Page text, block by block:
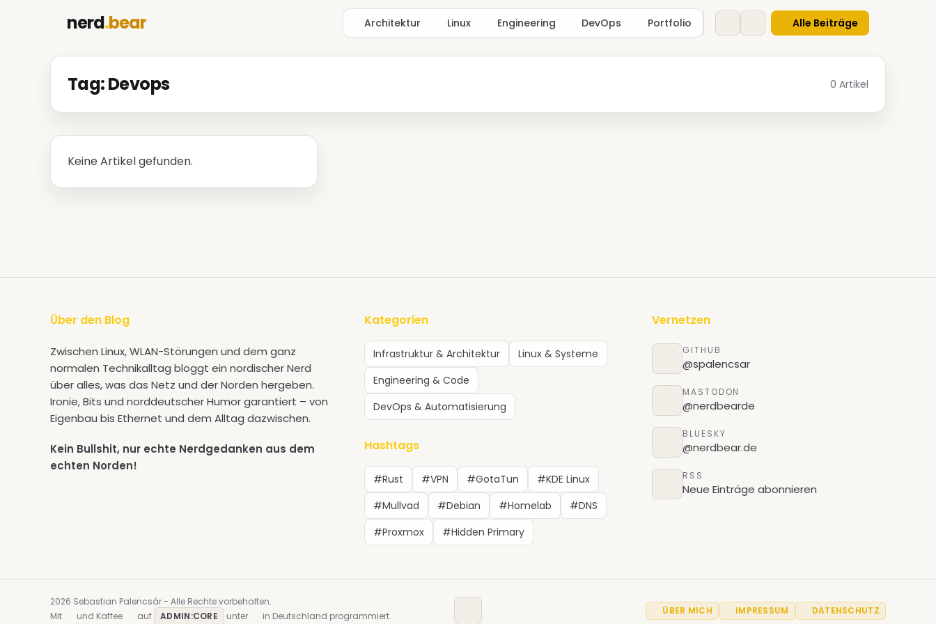
nerd.bear Architektur Linux Engineering DevOps Portfolio Alle Beiträge
Tag: Devops 0 Artikel
Keine Artikel gefunden.
Über den Blog
Zwischen Linux, WLAN-Störungen und dem ganz
normalen Technikalltag bloggt ein nordischer Nerd
über alles, was das Netz und der Norden hergeben.
Ironie, Bits und norddeutscher Humor garantiert – von
Eigenbau bis Ethernet und dem Alltag dazwischen.
Kein Bullshit, nur echte Nerdgedanken aus dem
echten Norden!
Kategorien
Infrastruktur & Architektur
Linux & Systeme
Engineering & Code
DevOps & Automatisierung
Hashtags
#Rust #VPN #GotaTun
#KDE Linux
#Mullvad
#Debian #Homelab
#DNS
#Proxmox
#Hidden Primary
Vernetzen
GITHUB
@spalencsar
MASTODON
@nerdbearde
BLUESKY
@nerdbear.de
RSS
Neue Einträge abonnieren
2026 Sebastian Palencsár - Alle Rechte vorbehalten.
Mit
und Kaffee auf ADMIN:CORE unter in Deutschland programmiert. ÜBER MICH IMPRESSUM DATENSCHUTZ